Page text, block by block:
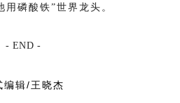
磷酸铁”世界龙头。
- END -
编辑/王晓杰